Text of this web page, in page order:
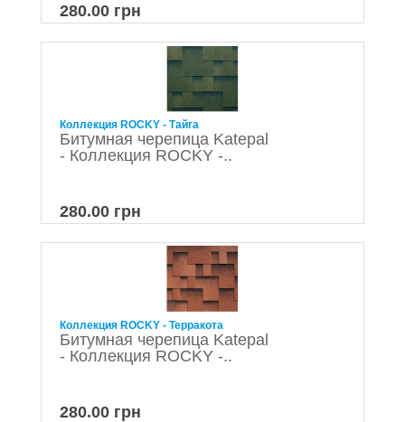
280.00 грн
Коллекция ROCKY - Тайга
Битумная черепица Katepal
- Коллекция ROCKY -..
280.00 грн
Коллекция ROCKY - Терракота
Битумная черепица Katepal
- Коллекция ROCKY -..
280.00 грн